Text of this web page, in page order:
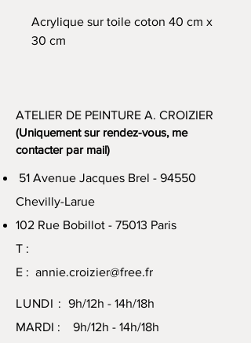
Acrylique sur toile coton 40 cm x
30 cm
ATELIER DE PEINTURE A. CROIZIER
(Uniquement sur rendez-vous, me
contacter par mail)
51 Avenue Jacques Brel - 94550
Chevilly-Larue
102 Rue Bobillot - 75013 Paris
T :
E : annie.croizier@free.fr
LUNDI : 9h/12h - 14h/18h
MARDI : 9h/12h - 14h/18h